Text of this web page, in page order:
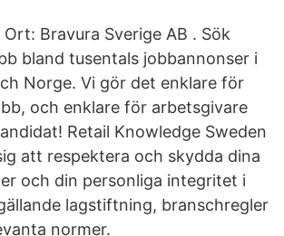
Bravura Sverige AB . Sök
bland tusentals jobbannonser i
Norge. Vi gör det enklare för
och enklare för arbetsgivare
Retail Knowledge Sweden
att respektera och skydda dina
och din personliga integritet i
lagstiftning, branschregler
normer.